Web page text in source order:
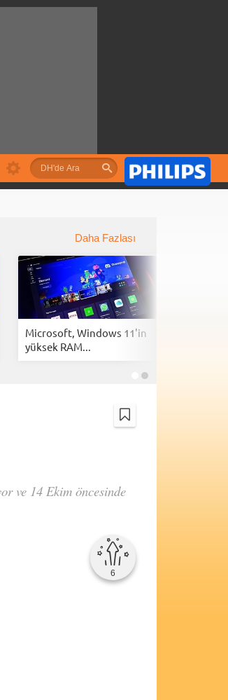
Daha Fazlası
Microsoft, Windows 11'in
yüksek RAM...
ve 14 Ekim öncesinde
6